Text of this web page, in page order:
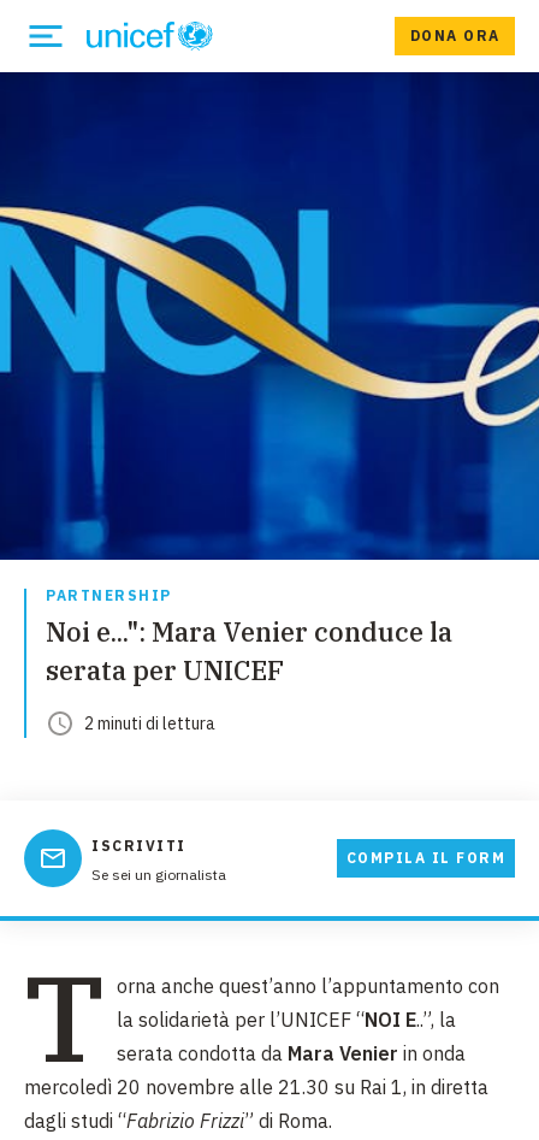
DONA ORA
PARTNERSHIP
Noi e...": Mara Venier conduce la
serata per UNICEF
2 minuti di lettura
ISCRIVITI
Se sei un giornalista
COMPILA IL FORM
T
orna anche quest’anno l’appuntamento con
la solidarietà per l’UNICEF “NOI E..”, la
serata condotta da Mara Venier in onda
mercoledì 20 novembre alle 21.30 su Rai 1, in diretta
dagli studi “Fabrizio Frizzi” di Roma.